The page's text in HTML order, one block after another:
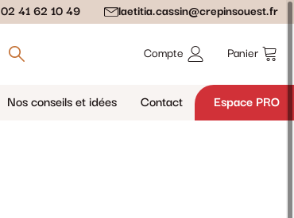
02 41 62 10 49 laetitia.cassin@crepinsouest.fr
Compte Panier
Nos conseils et idées Contact Espace PRO